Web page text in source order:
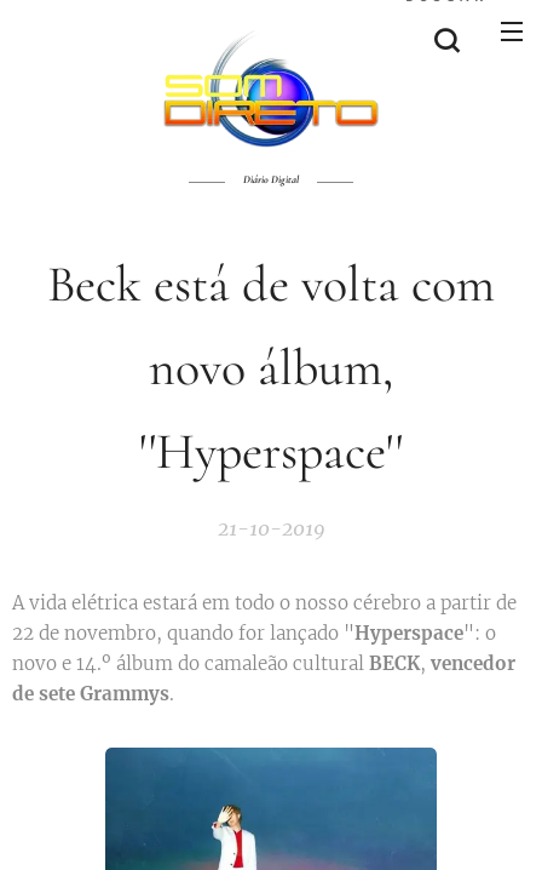
Diário Digital
Beck está de volta com
novo álbum,
''Hyperspace''
21-10-2019
A vida elétrica estará em todo o nosso cérebro a partir de
22 de novembro, quando for lançado "Hyperspace": o
novo e 14.º álbum do camaleão cultural BECK, vencedor
de sete Grammys.